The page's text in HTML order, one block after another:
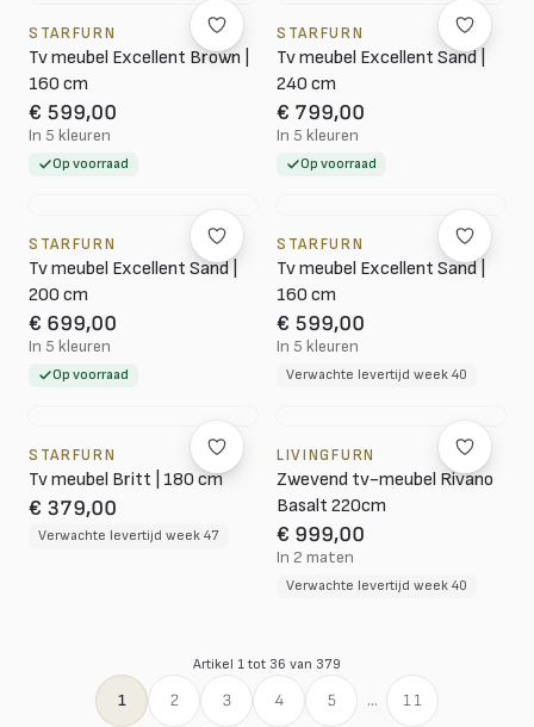
STARFURN
Tv meubel Excellent Brown |
160 cm
€ 599,00
In 5 kleuren
Op voorraad
STARFURN
Tv meubel Excellent Sand |
240 cm
€ 799,00
In 5 kleuren
Op voorraad
STARFURN
Tv meubel Excellent Sand |
200 cm
€ 699,00
In 5 kleuren
Op voorraad
STARFURN
Tv meubel Excellent Sand |
160 cm
€ 599,00
In 5 kleuren
Verwachte levertijd week 40
STARFURN
Tv meubel Britt | 180 cm
€ 379,00
Verwachte levertijd week 47
LIVINGFURN
Zwevend tv-meubel Rivano
Basalt 220cm
€ 999,00
In 2 maten
Verwachte levertijd week 40
Artikel 1 tot 36 van 379
1 2 3 4 5 ... 11